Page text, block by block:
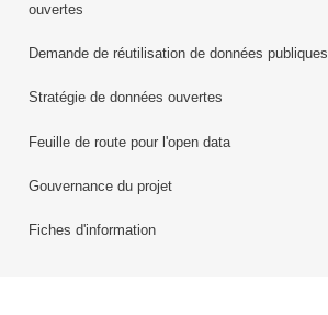
ouvertes
Demande de réutilisation de données publiques
Stratégie de données ouvertes
Feuille de route pour l'open data
Gouvernance du projet
Fiches d'information